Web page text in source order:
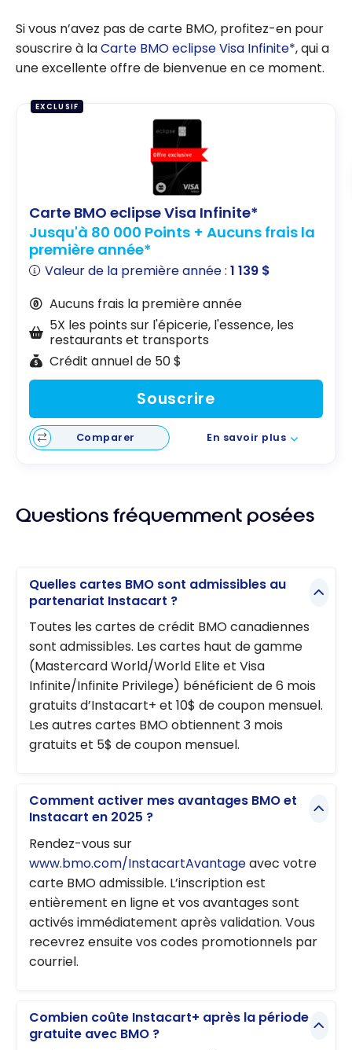
Si vous n’avez pas de carte BMO, profitez-en pour
souscrire à laCarte BMO eclipse Visa Infinite*, qui a
une excellente offre de bienvenue en ce moment.
EXCLUSIF
Carte BMO eclipse Visa Infinite*
Jusqu'à 80 000 Points + Aucuns frais la
première année*
Valeur de la première année :1 139 $
Aucuns frais la première année
5X les points sur l'épicerie, l'essence, les
restaurants et transports
Crédit annuel de 50 $
Souscrire
Comparer En savoir plus
Questions fréquemment posées
Quelles cartes BMO sont admissibles au
partenariat Instacart ?
Toutes les cartes de crédit BMO canadiennes
sont admissibles. Les cartes haut de gamme
(Mastercard World/World Elite et Visa
Infinite/Infinite Privilege) bénéficient de 6 mois
gratuits d’Instacart+ et 10$ de coupon mensuel.
Les autres cartes BMO obtiennent 3 mois
gratuits et 5$ de coupon mensuel.
Comment activer mes avantages BMO et
Instacart en 2025 ?
Rendez-vous sur
www.bmo.com/InstacartAvantageavec votre
carte BMO admissible. L’inscription est
entièrement en ligne et vos avantages sont
activés immédiatement après validation. Vous
recevrez ensuite vos codes promotionnels par
courriel.
Combien coûte Instacart+ après la période
gratuite avec BMO ?